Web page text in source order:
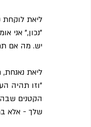
ליאת לוקחת
"נכון," אני
יש. מה אם
ליאת
"וזו תהיה
הקטנים
שלך - אלא